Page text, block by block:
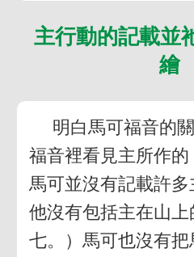
主行動的記載並
繪
明白馬可福音的
福音裡看見主所作的
馬可並沒有記載許多
他沒有包括主在山
七。）馬可也沒有